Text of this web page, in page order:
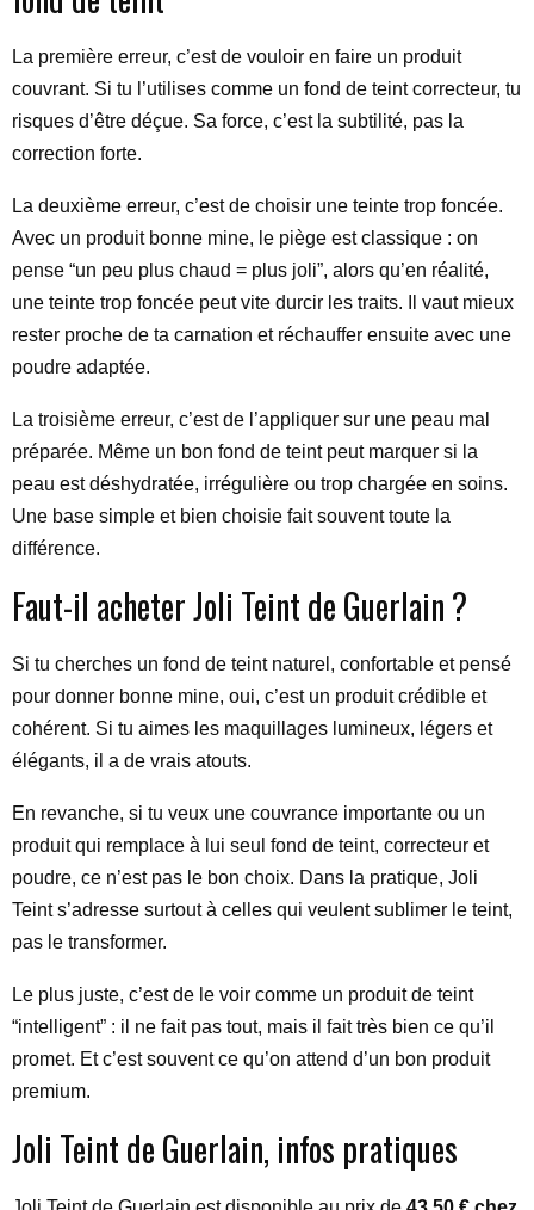
La première erreur, c’est de vouloir en faire un produit
couvrant. Si tu l’utilises comme un fond de teint correcteur, tu
risques d’être déçue. Sa force, c’est la subtilité, pas la
correction forte.
La deuxième erreur, c’est de choisir une teinte trop foncée.
Avec un produit bonne mine, le piège est classique : on
pense “un peu plus chaud = plus joli”, alors qu’en réalité,
une teinte trop foncée peut vite durcir les traits. Il vaut mieux
rester proche de ta carnation et réchauffer ensuite avec une
poudre adaptée.
La troisième erreur, c’est de l’appliquer sur une peau mal
préparée. Même un bon fond de teint peut marquer si la
peau est déshydratée, irrégulière ou trop chargée en soins.
Une base simple et bien choisie fait souvent toute la
différence.
Faut-il acheter Joli Teint de Guerlain ?
Si tu cherches un fond de teint naturel, confortable et pensé
pour donner bonne mine, oui, c’est un produit crédible et
cohérent. Si tu aimes les maquillages lumineux, légers et
élégants, il a de vrais atouts.
En revanche, si tu veux une couvrance importante ou un
produit qui remplace à lui seul fond de teint, correcteur et
poudre, ce n’est pas le bon choix. Dans la pratique, Joli
Teint s’adresse surtout à celles qui veulent sublimer le teint,
pas le transformer.
Le plus juste, c’est de le voir comme un produit de teint
“intelligent” : il ne fait pas tout, mais il fait très bien ce qu’il
promet. Et c’est souvent ce qu’on attend d’un bon produit
premium.
Joli Teint de Guerlain, infos pratiques